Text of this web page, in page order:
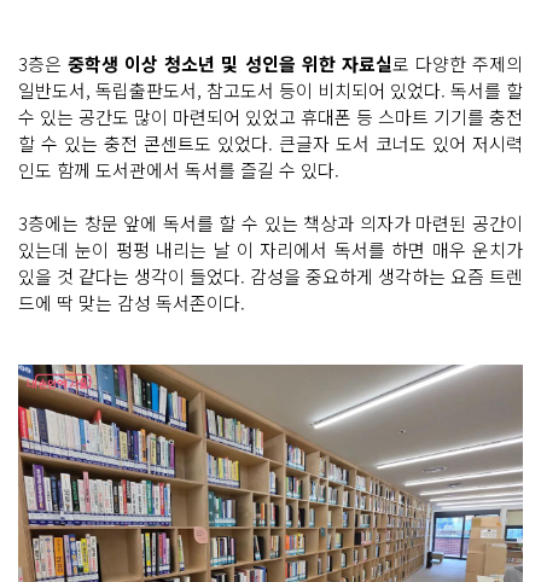
3층은중학생 이상 청소년 및 성인을 위한 자료실로 다양한 주제의
일반도서, 독립출판도서, 참고도서 등이 비치되어 있었다. 독서를 할
수 있는 공간도 많이 마련되어 있었고 휴대폰 등 스마트 기기를 충전
할 수 있는 충전 콘센트도 있었다. 큰글자 도서 코너도 있어 저시력
인도 함께 도서관에서 독서를 즐길 수 있다.
3층에는 창문 앞에 독서를 할 수 있는 책상과 의자가 마련된 공간이
있는데 눈이 펑펑 내리는 날 이 자리에서 독서를 하면 매우 운치가
있을 것 같다는 생각이 들었다. 감성을 중요하게 생각하는 요즘 트렌
드에 딱 맞는 감성 독서존이다.